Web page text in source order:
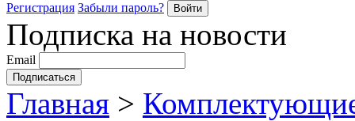
Регистрация Забыли пароль?
Подписка на новости
Email
Главная >